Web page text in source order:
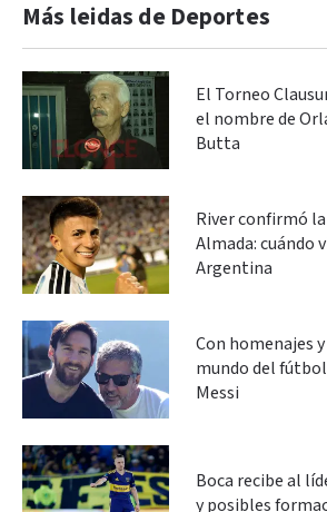
Más leidas de Deportes
El Torneo
el nombre de
Butta
River confirmó
Almada: cuándo
Argentina
Con homenajes
mundo del
Messi
Boca recibe al
y posibles